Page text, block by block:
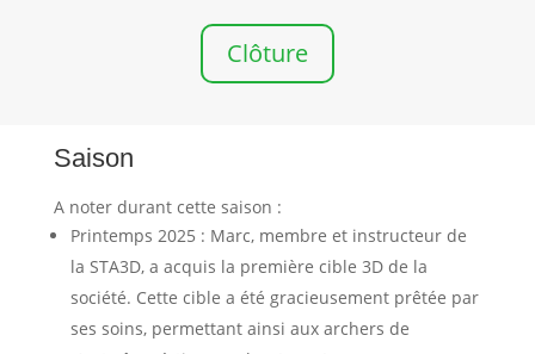
Clôture
Saison
A noter durant cette saison :
Printemps 2025 : Marc, membre et instructeur de
la STA3D, a acquis la première cible 3D de la
société. Cette cible a été gracieusement prêtée par
ses soins, permettant ainsi aux archers de